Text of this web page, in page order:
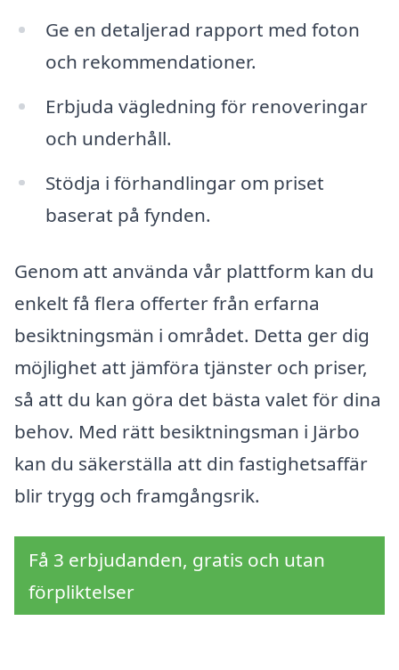
Ge en detaljerad rapport med foton
och rekommendationer.
Erbjuda vägledning för renoveringar
och underhåll.
Stödja i förhandlingar om priset
baserat på fynden.
Genom att använda vår plattform kan du
enkelt få flera offerter från erfarna
besiktningsmän i området. Detta ger dig
möjlighet att jämföra tjänster och priser,
så att du kan göra det bästa valet för dina
behov. Med rätt besiktningsman i Järbo
kan du säkerställa att din fastighetsaffär
blir trygg och framgångsrik.
Få 3 erbjudanden, gratis och utan
förpliktelser